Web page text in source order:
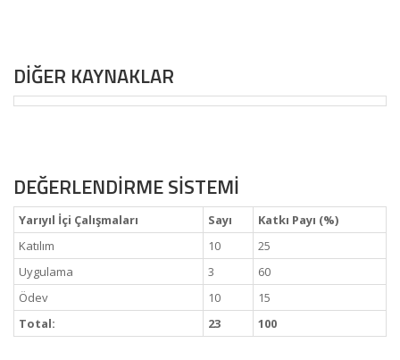
DİĞER KAYNAKLAR
DEĞERLENDİRME SİSTEMİ
Yarıyıl İçi Çalışmaları Sayı
Katkı Payı (%)
Katılım
10
25
Uygulama
3
60
Ödev
10
15
Total:
23 100